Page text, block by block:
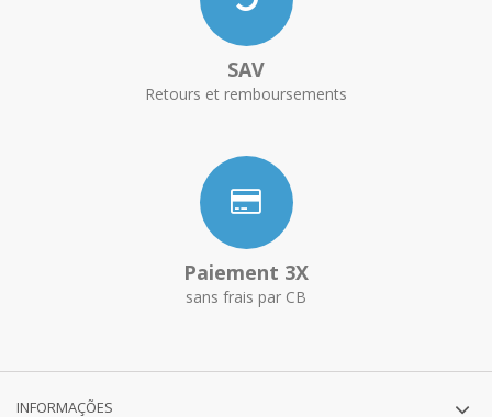
SAV
Retours et remboursements
Paiement 3X
sans frais par CB
INFORMAÇÕES